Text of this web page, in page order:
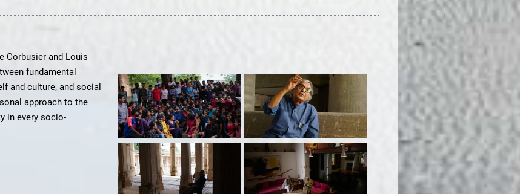
Corbusier and Louis
fundamental
and culture, and social
approach to the
in every socio-